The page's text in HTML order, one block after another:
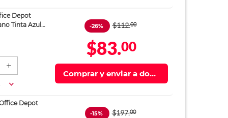
Depot
Tinta Azul
$83.00
-26% $112.00
Comprar y enviar a domi
Depot
-15% $197.00